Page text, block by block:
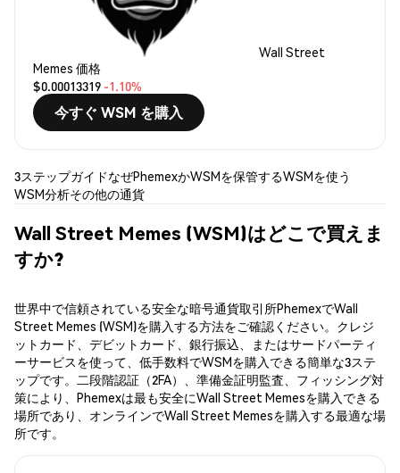
Wall Street
Memes 価格
$0.00013319 -1.10%
今すぐ WSM を購入
3ステップガイドなぜPhemexかWSMを保管するWSMを使う
WSM分析その他の通貨
Wall Street Memes (WSM)はどこで買えま
すか?
世界中で信頼されている安全な暗号通貨取引所PhemexでWall
Street Memes (WSM)を購入する方法をご確認ください。クレジ
ットカード、デビットカード、銀行振込、またはサードパーティ
ーサービスを使って、低手数料でWSMを購入できる簡単な3ステ
ップです。二段階認証（2FA）、準備金証明監査、フィッシング対
策により、Phemexは最も安全にWall Street Memesを購入できる
場所であり、オンラインでWall Street Memesを購入する最適な場
所です。